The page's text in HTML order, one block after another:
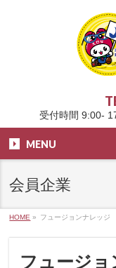
受付時間 9:00-
MENU
会員企業
HOME » フュージョンナレッジ
フュージ